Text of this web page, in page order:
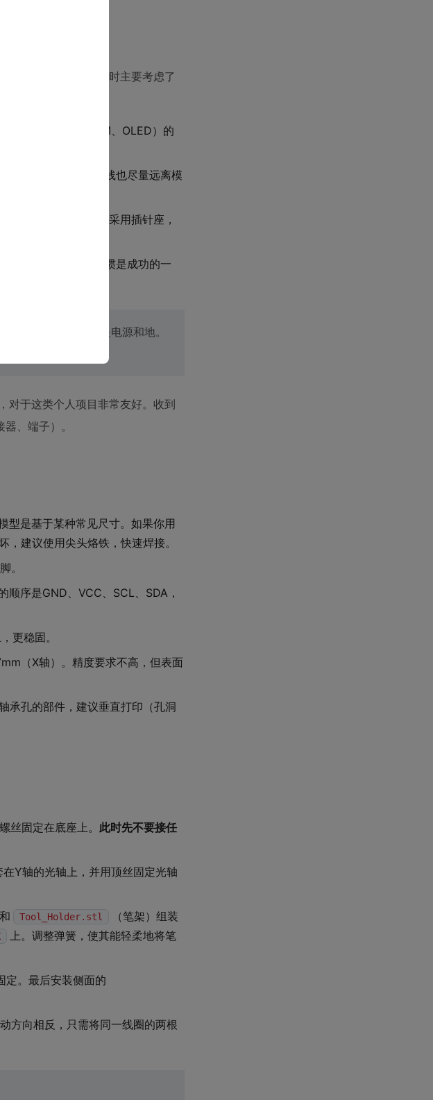
源软件进行设计。设计时主要考虑了
Arduino、EEPROM、OLED）的
步进电机控制信号线也尽量远离模
幕和EEPROM芯片采用插针座，
不大，但良好的习惯是成功的一
接是否正确，特别是电源和地。
一目了然。
对于这类个人项目非常友好。收到
、端子）。
型是基于某种常见尺寸。如果你用
建议使用尖头烙铁，快速焊接。
。
顺序是GND、VCC、SCL、SDA，
更稳固。
（X轴）。精度要求不高，但表面
承孔的部件，建议垂直打印（孔洞
丝固定在底座上。 此时先不要接任
在Y轴的光轴上，并用顶丝固定光轴
和 Tool_Holder.stl
（笔架）组装
上。调整弹簧，使其能轻柔地将笔
定。最后安装侧面的
方向相反，只需将同一线圈的两根